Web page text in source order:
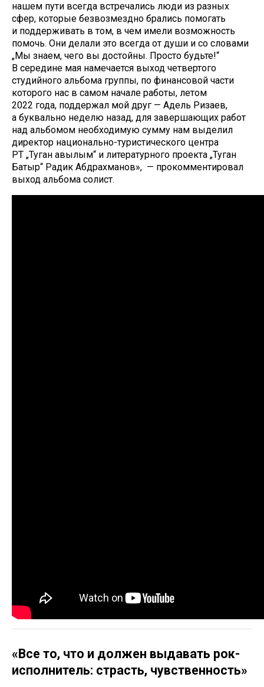
нашем пути всегда встречались люди из разных
сфер, которые безвозмездно брались помогать
и поддерживать в том, в чем имели возможность
помочь. Они делали это всегда от души и со словами
„Мы знаем, чего вы достойны. Просто будьте!“
В середине мая намечается выход четвертого
студийного альбома группы, по финансовой части
которого нас в самом начале работы, летом
2022 года, поддержал мой друг — Адель Ризаев,
а буквально неделю назад, для завершающих работ
над альбомом необходимую сумму нам выделил
директор национально-туристического центра
РТ „Туган авылым“ и литературного проекта „Туган
Батыр“ Радик Абдрахманов», — прокомментировал
выход альбома солист.
«Все то, что и должен выдавать рок-
исполнитель: страсть, чувственность»